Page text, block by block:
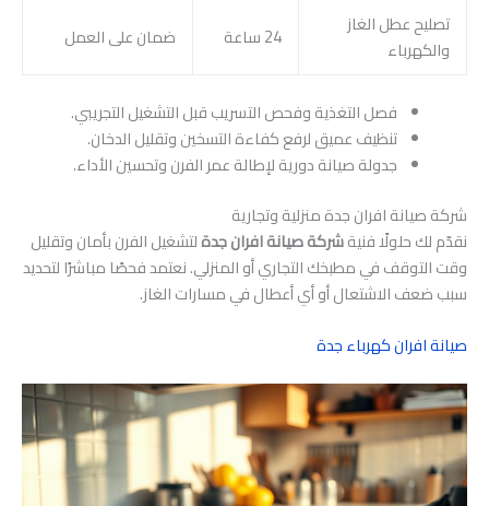
تصليح عطل الغاز
والكهرباء
24 ساعة ضمان على العمل
فصل التغذية وفحص التسريب قبل التشغيل التجريبي.
تنظيف عميق لرفع كفاءة التسخين وتقليل الدخان.
جدولة صيانة دورية لإطالة عمر الفرن وتحسين الأداء.
شركة صيانة افران جدة منزلية وتجارية
نقدّم لك حلولًا فنيةشركة صيانة افران جدةلتشغيل الفرن بأمان وتقليل
وقت التوقف في مطبخك التجاري أو المنزلي. نعتمد فحصًا مباشرًا لتحديد
سبب ضعف الاشتعال أو أي أعطال في مسارات الغاز.
صيانة افران كهرباء جدة